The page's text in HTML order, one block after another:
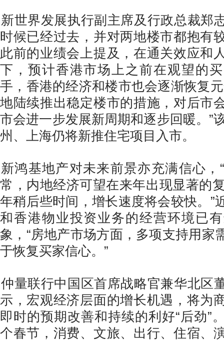
新世界发展执行副主席及行政总裁郑
时候已经过去，并对两地楼市都抱有
此前的业绩会上提及，在通关效应和
下，预计香港市场上之前在观望的
手，香港的经济和楼市也会逐渐恢复
地陆续推出稳定楼市的措施，对后市
市会进一步发展新周期和逐步回暖。”
州、上海仍将新推住宅项目入市。
新鸿基地产对未来前景亦充满信心，
常，内地经济可望在来年出现显著的
年稍后些时间，增长速度将会较快。”
和香港物业投资业务的经营环境已
象，“房地产市场方面，多项支持用家
于恢复买家信心。”
仲量联行中国区首席战略官兼华北区
示，宏观经济层面的增长机遇，将为
即时的预期改善和持续的利好“后劲”
个春节，消费、文旅、出行、住宿、